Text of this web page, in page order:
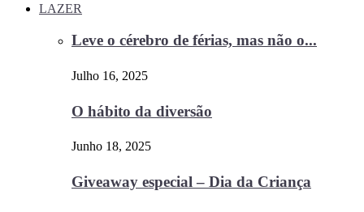
LAZER
Leve o cérebro de férias, mas não o...
Julho 16, 2025
O hábito da diversão
Junho 18, 2025
Giveaway especial – Dia da Criança